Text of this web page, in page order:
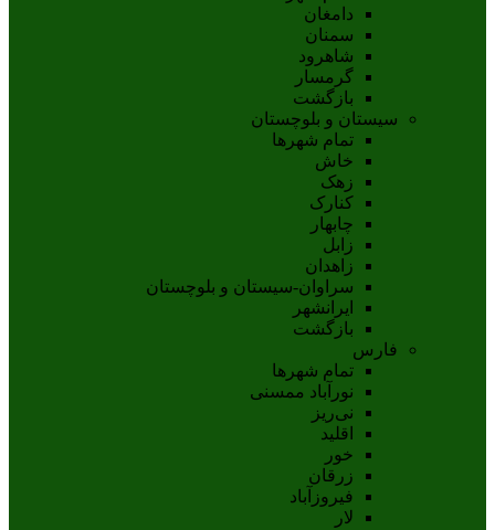
دامغان
سمنان
شاهرود
گرمسار
بازگشت
سیستان و بلوچستان
تمام شهر‌ها
خاش
زهک
کنارک
چابهار
زابل
زاهدان
سراوان-سيستان و بلوچستان
ايرانشهر
بازگشت
فارس
تمام شهر‌ها
نورآباد ممسنی
نی‌ریز
اقلید
خور
زرقان
فیروزآباد
لار